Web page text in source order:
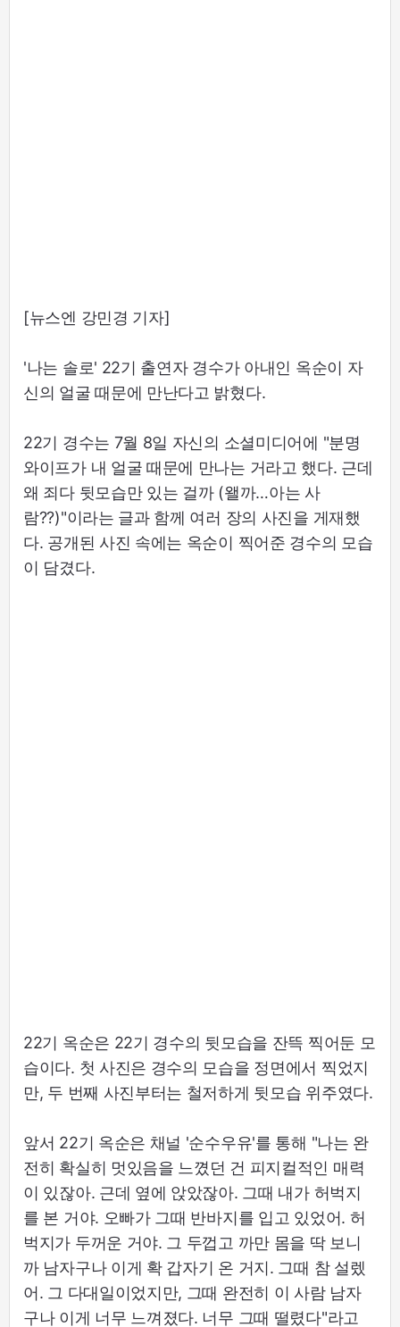
[뉴스엔 강민경 기자]
'나는 솔로' 22기 출연자 경수가 아내인 옥순이 자
신의 얼굴 때문에 만난다고 밝혔다.
22기 경수는 7월 8일 자신의 소셜미디어에 "분명
와이프가 내 얼굴 때문에 만나는 거라고 했다. 근데
왜 죄다 뒷모습만 있는 걸까 (왤까…아는 사
람??)"이라는 글과 함께 여러 장의 사진을 게재했
다. 공개된 사진 속에는 옥순이 찍어준 경수의 모습
이 담겼다.
22기 옥순은 22기 경수의 뒷모습을 잔뜩 찍어둔 모
습이다. 첫 사진은 경수의 모습을 정면에서 찍었지
만, 두 번째 사진부터는 철저하게 뒷모습 위주였다.
앞서 22기 옥순은 채널 '순수우유'를 통해 "나는 완
전히 확실히 멋있음을 느꼈던 건 피지컬적인 매력
이 있잖아. 근데 옆에 앉았잖아. 그때 내가 허벅지
를 본 거야. 오빠가 그때 반바지를 입고 있었어. 허
벅지가 두꺼운 거야. 그 두껍고 까만 몸을 딱 보니
까 남자구나 이게 확 갑자기 온 거지. 그때 참 설렜
어. 그 다대일이었지만, 그때 완전히 이 사람 남자
구나 이게 너무 느껴졌다. 너무 그때 떨렸다"라고